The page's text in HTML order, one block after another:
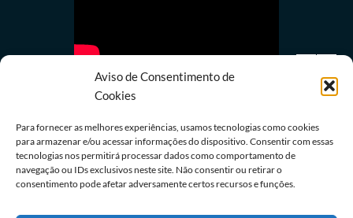
Aviso de Consentimento de
Cookies
Para fornecer as melhores experiências, usamos tecnologias como cookies
para armazenar e/ou acessar informações do dispositivo. Consentir com essas
tecnologias nos permitirá processar dados como comportamento de
navegação ou IDs exclusivos neste site. Não consentir ou retirar o
consentimento pode afetar adversamente certos recursos e funções.
Últimas notícias
Coronel do Corpo de Bombeiros vira réu em caso
de assédio sexual